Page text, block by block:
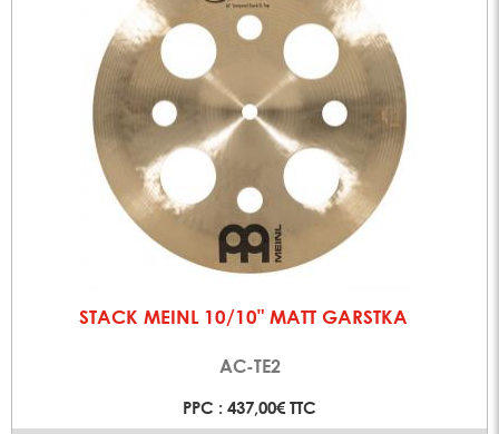
STACK MEINL 10/10" MATT GARSTKA
AC-TE2
PPC : 437,00€ TTC